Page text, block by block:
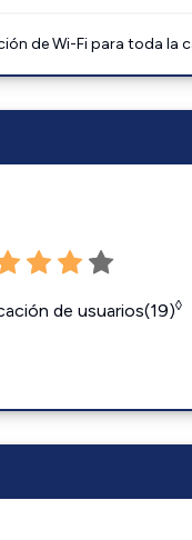
de Wi-Fi para toda la
de usuarios(19)◊